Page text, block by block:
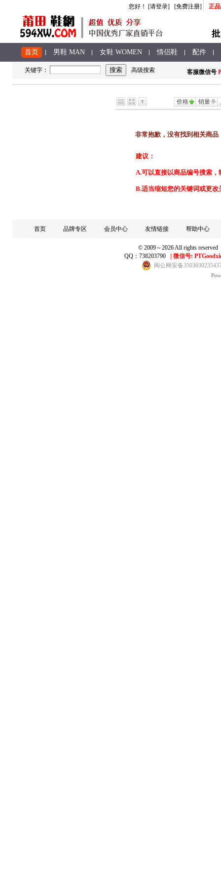
您好 ！ [请登录] [免费注册] 正
首页 男鞋 MAN 女鞋 WOMEN 情侣鞋 配件
关键字： 高级搜索 客服微信号
价格 销量
非常抱歉，没有找到相关商品
建议：
A.可以直接以商品编号搜索，
B.适当缩短您的关键词或更
首页 品牌专区 会员中心 友情链接 帮助中心
© 2009～2026 All rights
QQ：738203790
微信号:
闽公网安备